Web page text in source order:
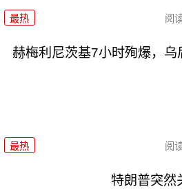
最热 阅
赫梅利尼茨基7小时殉爆，乌
最热 阅
特朗普突然